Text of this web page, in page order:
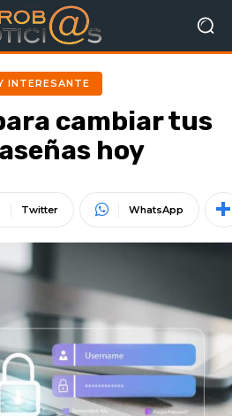
INTERESANTE
cambiar tus
hoy
Twitter WhatsApp